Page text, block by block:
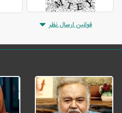
قوانین ارسال نظر